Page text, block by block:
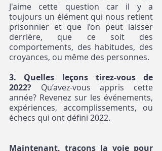
J'aime cette question car il y a
toujours un élément qui nous retient
prisonnier et que l’on peut laisser
derrière, que ce soit des
comportements, des habitudes, des
croyances, ou même des personnes.
3. Quelles leçons tirez-vous de
2022? Qu’avez-vous appris cette
année? Revenez sur les événements,
expériences, accomplissements, ou
échecs qui ont défini 2022.
Maintenant, traçons la voie pour